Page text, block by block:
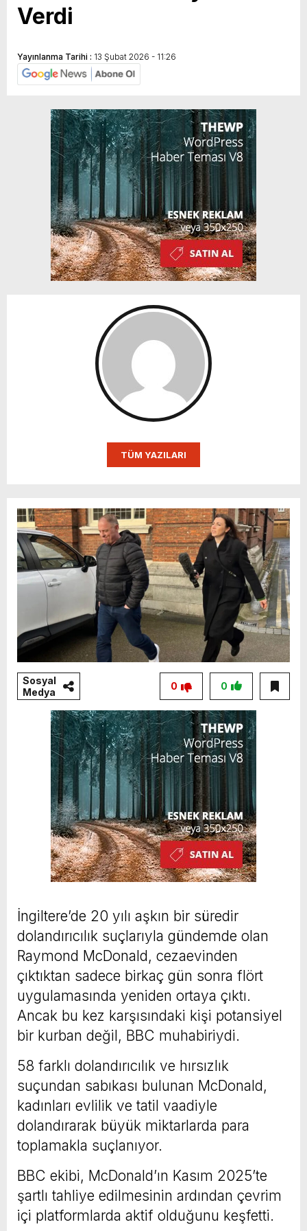
Verdi
Yayınlanma Tarihi : 13 Şubat 2026 - 11:26
TÜM YAZILARI
Sosyal
Medya
0
0
İngiltere’de 20 yılı aşkın bir süredir
dolandırıcılık suçlarıyla gündemde olan
Raymond McDonald, cezaevinden
çıktıktan sadece birkaç gün sonra flört
uygulamasında yeniden ortaya çıktı.
Ancak bu kez karşısındaki kişi potansiyel
bir kurban değil, BBC muhabiriydi.
58 farklı dolandırıcılık ve hırsızlık
suçundan sabıkası bulunan McDonald,
kadınları evlilik ve tatil vaadiyle
dolandırarak büyük miktarlarda para
toplamakla suçlanıyor.
BBC ekibi, McDonald’ın Kasım 2025’te
şartlı tahliye edilmesinin ardından çevrim
içi platformlarda aktif olduğunu keşfetti.